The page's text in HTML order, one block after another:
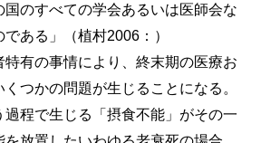
国のすべての学会あるいは医師会な
ある」（植村2006：）
有の事情により、終末期の医療お
つかの問題が生じることになる。
程で生じる「摂食不能」がその一